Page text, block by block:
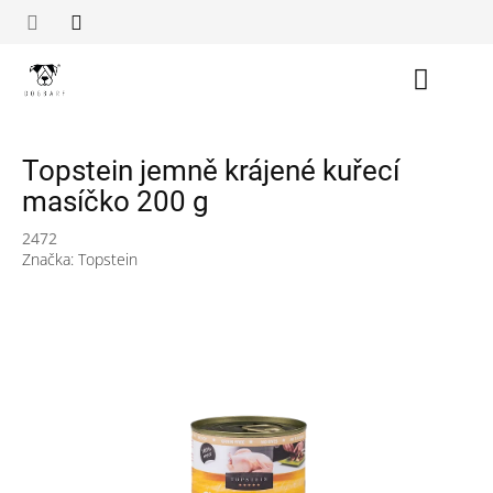
Topstein jemně krájené kuřecí
masíčko 200 g
2472
Značka: Topstein